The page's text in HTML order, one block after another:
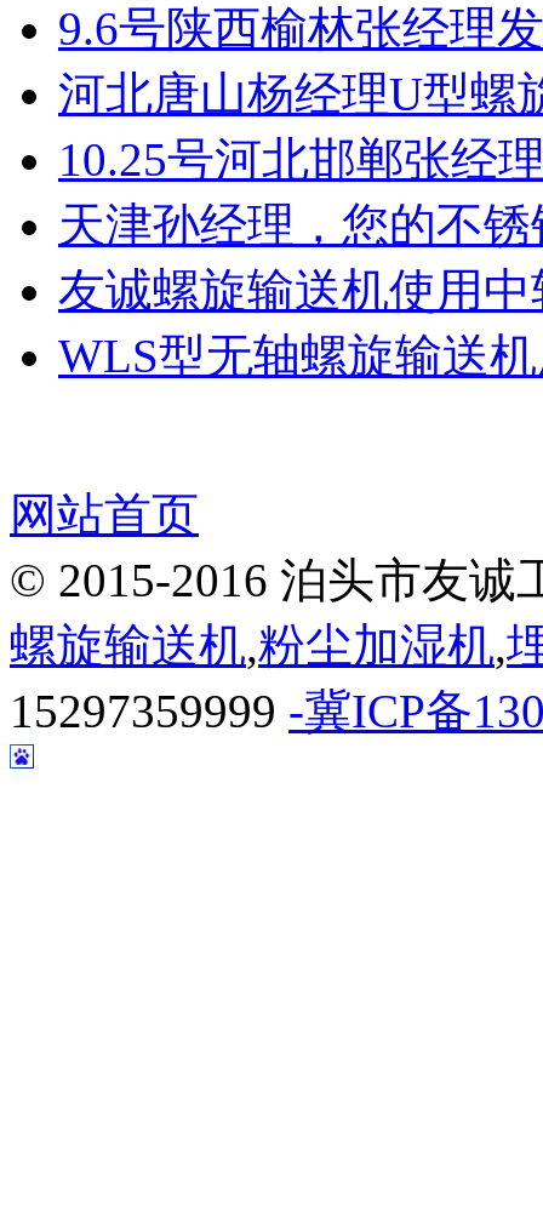
9.6号陕西榆林张经理
河北唐山杨经理U型螺
10.25号河北邯郸张经
天津孙经理，您的不
友诚螺旋输送机使用
WLS型无轴螺旋输送
网站首页
© 2015-2016 泊头市友
螺旋输送机,粉尘加湿机,
15297359999 -冀ICP备